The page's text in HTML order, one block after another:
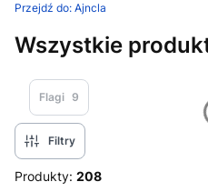
Przejdź do: Ajncla
Wszystkie
Flagi 9
Filtry
Produkty: 208